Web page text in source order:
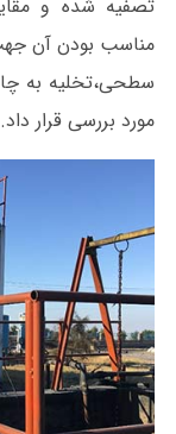
تصفیه شده و
مناسب بودن آن
سطحی،تخلیه به
مورد بررسی قرار داد.